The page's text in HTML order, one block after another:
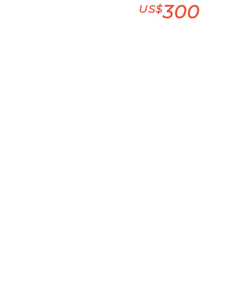
US$300